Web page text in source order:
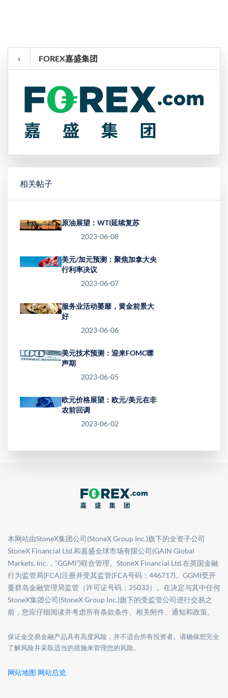
› FOREX嘉盛集团
相关帖子
原油展望：WTI延续复苏
2023-06-08
美元/加元预测：聚焦加拿大央
行利率决议
2023-06-07
服务业活动萎靡，黄金前景大
好
2023-06-06
美元技术预测：迎来FOMC噤
声期
2023-06-05
欧元价格展望：欧元/美元在非
农前回调
2023-06-02
本网站由StoneX集团公司(StoneX Group Inc.)旗下的全资子公司
StoneX Financial Ltd.和嘉盛全球市场有限公司(GAIN Global
Markets, Inc.，“GGMI”)联合管理。StoneX Financial Ltd.在英国金融
行为监管局(FCA)注册并受其监管(FCA号码：446717)。GGMI受开
曼群岛金融管理局监管（许可证号码：25033）。在决定与其中任何
StoneX集团公司(StoneX Group Inc.)旗下的受监管公司进行交易之
前，您应仔细阅读并考虑所有条款条件、相关附件、通知和政策。
保证金交易金融产品具有高度风险，并不适合所有投资者。请确保您完全
了解风险并采取适当的措施来管理您的风险。
网站地图 网站总览